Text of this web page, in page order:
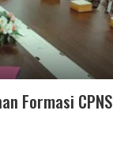
Formasi CPNS